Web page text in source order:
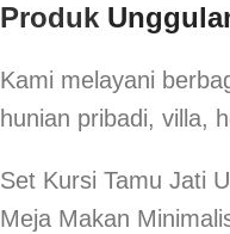
Produk
Kami melayani
hunian pribadi, villa,
Set Kursi Tamu Jati
Meja Makan